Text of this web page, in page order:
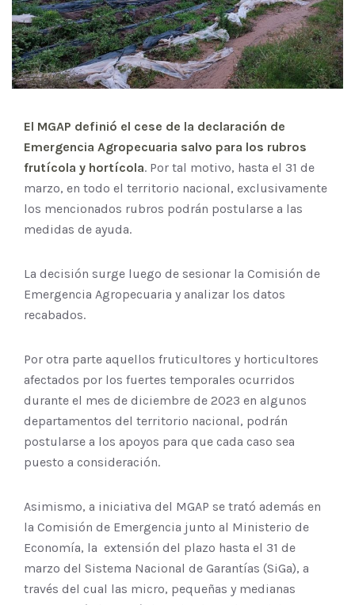
El MGAP definió el cese de la declaración de
Emergencia Agropecuaria salvo para los rubros
frutícola y hortícola. Por tal motivo, hasta el 31 de
marzo, en todo el territorio nacional, exclusivamente
los mencionados rubros podrán postularse a las
medidas de ayuda.
La decisión surge luego de sesionar la Comisión de
Emergencia Agropecuaria y analizar los datos
recabados.
Por otra parte aquellos fruticultores y horticultores
afectados por los fuertes temporales ocurridos
durante el mes de diciembre de 2023 en algunos
departamentos del territorio nacional, podrán
postularse a los apoyos para que cada caso sea
puesto a consideración.
Asimismo, a iniciativa del MGAP se trató además en
la Comisión de Emergencia junto al Ministerio de
Economía, la extensión del plazo hasta el 31 de
marzo del Sistema Nacional de Garantías (SiGa), a
través del cual las micro, pequeñas y medianas